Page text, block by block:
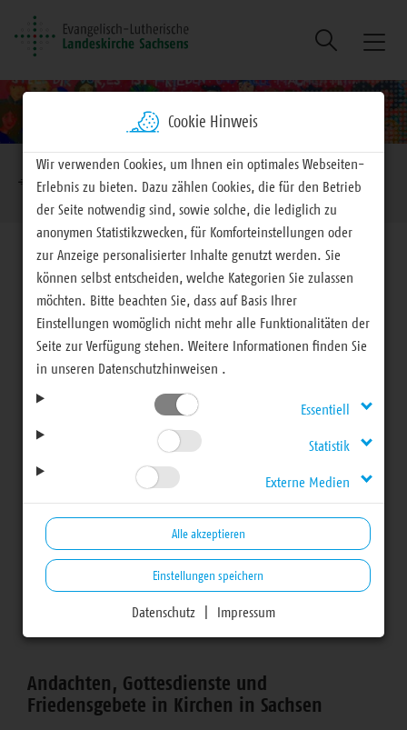
Suche
Brotkrumennavigation
EVLKS - engagiert Mitteilungen
Mitteilungen
Ökumenische
FriedensDekade zum
Motto „sicher nicht –
oder?“
Bereich
Andachten, Gottesdienste und
Friedensgebete in Kirchen in Sachsen
Cookie Hinweis
Wir verwenden Cookies, um Ihnen ein optimales Webseiten-
Erlebnis zu bieten. Dazu zählen Cookies, die für den Betrieb
der Seite notwendig sind, sowie solche, die lediglich zu
anonymen Statistikzwecken, für Komforteinstellungen oder
zur Anzeige personalisierter Inhalte genutzt werden. Sie
können selbst entscheiden, welche Kategorien Sie zulassen
möchten. Bitte beachten Sie, dass auf Basis Ihrer
Einstellungen womöglich nicht mehr alle Funktionalitäten der
Seite zur Verfügung stehen. Weitere Informationen finden Sie
in unseren Datenschutzhinweisen .
Essentiell
Statistik
Externe Medien
Alle akzeptieren
Einstellungen speichern
Datenschutz Impressum